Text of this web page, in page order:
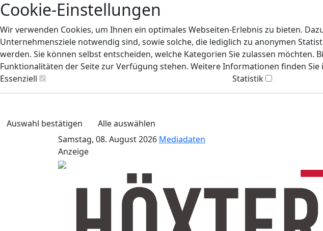
Cookie-Einstellungen
Wir verwenden Cookies, um Ihnen ein optimales Webseiten-Erlebnis zu bieten.
Unternehmensziele notwendig sind, sowie solche, die lediglich zu anonymen
werden. Sie können selbst entscheiden, welche Kategorien Sie zulassen
Funktionalitäten der Seite zur Verfügung stehen. Weitere Informationen finden Sie
Essenziell
Statistik
Auswahl bestätigen
Alle auswählen
Samstag, 08. August 2026 Mediadaten
Anzeige